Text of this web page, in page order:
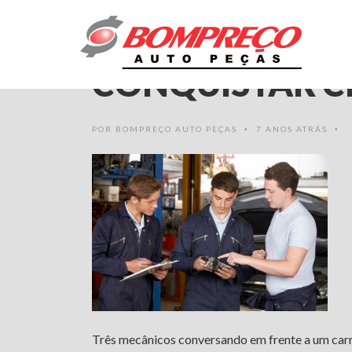
COMO SE
CONQUISTAR
POR BOMPREÇO AUTO PEÇAS • 7 ANOS ATRÁS •
Três mecânicos conversando em frente a um